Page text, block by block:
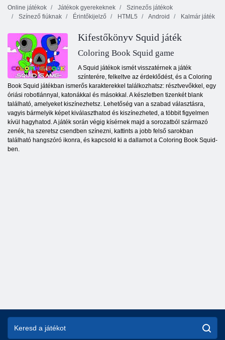
Online játékok
Játékok gyerekeknek
Szinezős játékok
Színező fiúknak
Érintőkijelző HTML5 Android Kalmár játék
Kifestőkönyv Squid játék
Coloring Book Squid game
A Squid játékok ismét visszatérnek a játék
színterére, felkeltve az érdeklődést, és a Coloring
Book Squid játékban ismerős karakterekkel találkozhatsz: résztvevőkkel, egy
óriási robotlánnyal, katonákkal és másokkal. A készletben tizenkét blank
található, amelyeket kiszínezhetsz. Lehetőség van a szabad választásra,
vagyis bármelyik képet kiválaszthatod és kiszínezheted, a többit figyelmen
kívül hagyhatod. A játék során végig kísérnek majd a sorozatból származó
zenék, ha szeretsz csendben színezni, kattints a jobb felső sarokban
található hangszóró ikonra, és kapcsold ki a dallamot a Coloring Book Squid-
ben.